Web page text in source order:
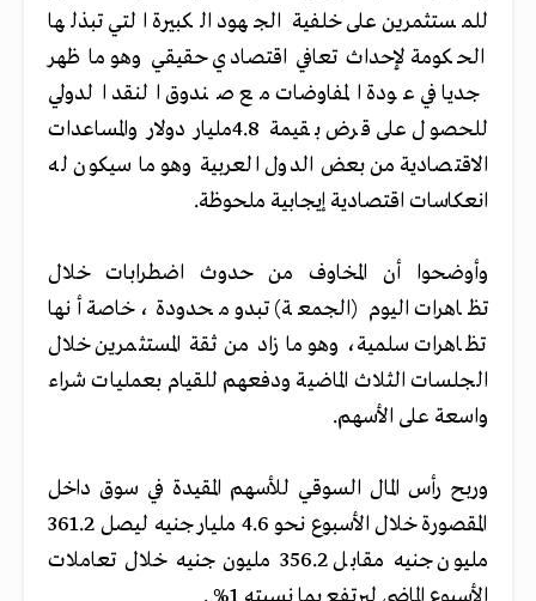
للمستثمرين على خلفية الجهود الكبيرة التي تبذلها
الحكومة لإحداث تعافي اقتصادي حقيقي وهو ما ظهر
جديا في عودة المفاوضات مع صندوق النقد الدولي
للحصول على قرض بقيمة 4.8مليار دولار والمساعدات
الاقتصادية من بعض الدول العربية وهو ما سيكون له
انعكاسات اقتصادية إيجابية ملحوظة.
وأوضحوا أن المخاوف من حدوث اضطرابات خلال
تظاهرات اليوم (الجمعة) تبدو محدودة، خاصة أنها
تظاهرات سلمية، وهو ما زاد من ثقة المستثمرين خلال
الجلسات الثلاث الماضية ودفعهم للقيام بعمليات شراء
واسعة على الأسهم.
وربح رأس المال السوقي للأسهم المقيدة في سوق داخل
المقصورة خلال الأسبوع نحو 4.6 مليار جنيه ليصل 361.2
مليون جنيه مقابل 356.2 مليون جنيه خلال تعاملات